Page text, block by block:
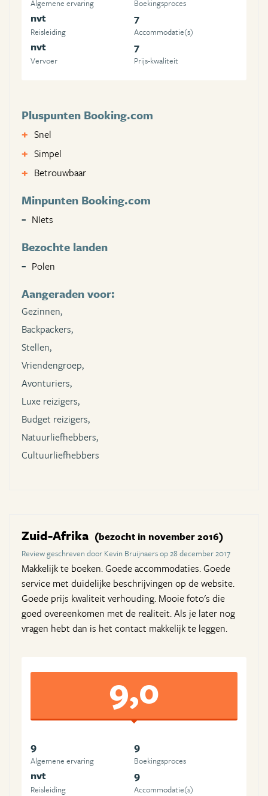
Algemene ervaring Boekingsproces
nvt
Reisleiding
7
Accommodatie(s)
nvt
Vervoer
7
Prijs-kwaliteit
Pluspunten Booking.com
Snel
Simpel
Betrouwbaar
Minpunten Booking.com
NIets
Bezochte landen
Polen
Aangeraden voor:
Gezinnen,
Backpackers,
Stellen,
Vriendengroep,
Avonturiers,
Luxe reizigers,
Budget reizigers,
Natuurliefhebbers,
Cultuurliefhebbers
Zuid-Afrika (bezocht in november 2016)
Review geschreven door Kevin Bruijnaers op 28 december 2017
Makkelijk te boeken. Goede accommodaties. Goede
service met duidelijke beschrijvingen op de website.
Goede prijs kwaliteit verhouding. Mooie foto's die
goed overeenkomen met de realiteit. Als je later nog
vragen hebt dan is het contact makkelijk te leggen.
9,0
9
Algemene ervaring
9
Boekingsproces
nvt
Reisleiding
9
Accommodatie(s)